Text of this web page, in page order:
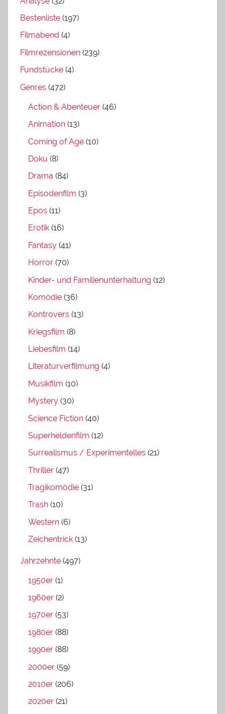
Bestenliste (197)
Filmabend (4)
Filmrezensionen (239)
Fundstücke (4)
Genres (472)
Action & Abenteuer (46)
Animation (13)
Coming of Age (10)
Doku (8)
Drama (84)
Episodenfilm (3)
Epos (11)
Erotik (16)
Fantasy (41)
Horror (70)
Kinder- und Familienunterhaltung (12)
Komödie (36)
Kontrovers (13)
Kriegsfilm (8)
Liebesfilm (14)
Literaturverfilmung (4)
Musikfilm (10)
Mystery (30)
Science Fiction (40)
Superheldenfilm (12)
Surrealismus / Experimentelles (21)
Thriller (47)
Tragikomödie (31)
Trash (10)
Western (6)
Zeichentrick (13)
Jahrzehnte (497)
1950er (1)
1960er (2)
1970er (53)
1980er (88)
1990er (88)
2000er (59)
2010er (206)
2020er (21)